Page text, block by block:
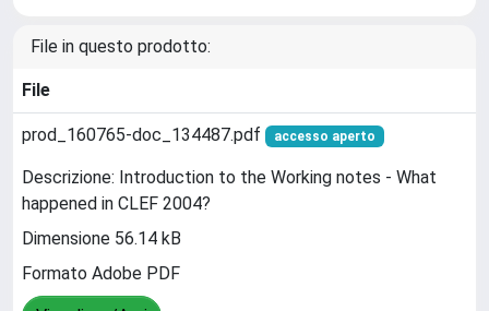
File in questo prodotto:
File
prod_160765-doc_134487.pdf accesso aperto
Descrizione: Introduction to the Working notes - What
happened in CLEF 2004?
Dimensione 56.14 kB
Formato Adobe PDF